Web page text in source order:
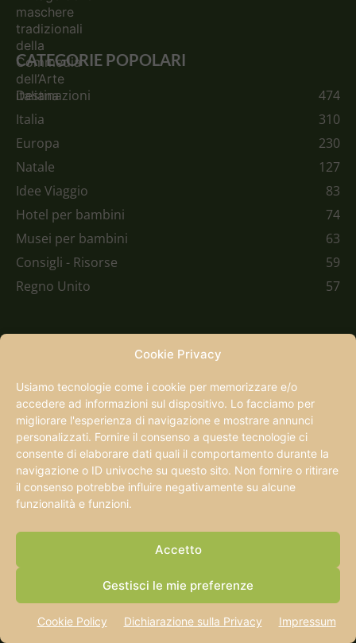
Cookie Privacy
Usiamo tecnologie come i cookie per memorizzare e/o
accedere ad informazioni sul dispositivo. Lo facciamo per
migliorare l'esperienza di navigazione e mostrare annunci
personalizzati. Fornire il consenso a queste tecnologie ci
consente di elaborare dati quali il comportamento durante la
navigazione o ID univoche su questo sito. Non fornire o ritirare
il consenso potrebbe influire negativamente su alcune
funzionalità e funzioni.
Accetto
Gestisci le mie preferenze
Cookie Policy Dichiarazione sulla Privacy Impressum
CATEGORIE POPOLARI
Destinazioni
474
Italia
310
Europa
230
Natale
127
Idee Viaggio
83
Hotel per bambini
74
Musei per bambini
63
Consigli - Risorse
59
Regno Unito
57
Quantomanca nasce oltre vent'anni fa e cresce
insieme a chi viaggia. Oggi è un punto di riferimento
viaggiatori che preferiscono capire un posto piuttosto
che consumarlo.